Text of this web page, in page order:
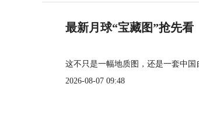
最新月球“宝藏图”抢先看
这不只是一幅地质图，还是一套中国
2026-08-07 09:48